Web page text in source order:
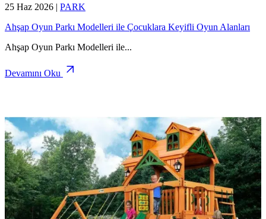
25 Haz 2026 | PARK
Ahşap Oyun Parkı Modelleri ile Çocuklara Keyifli Oyun Alanları
Ahşap Oyun Parkı Modelleri ile...
Devamını Oku